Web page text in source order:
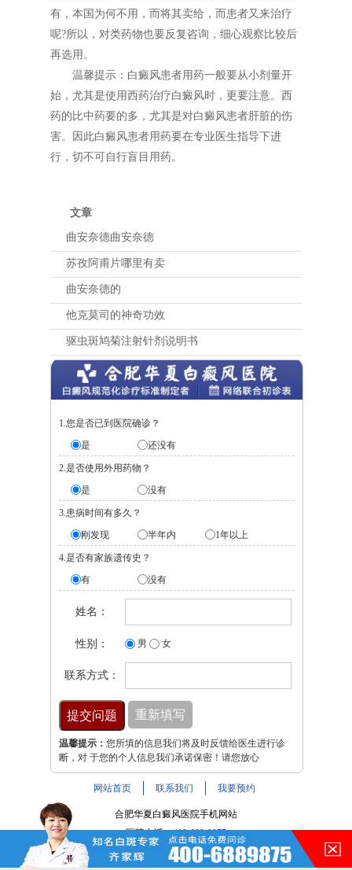
有，本国为何不用，而将其卖给，而患者又来治疗
呢?所以，对类药物也要反复咨询，细心观察比较后
再选用。
温馨提示：白癜风患者用药一般要从小剂量开
始，尤其是使用西药治疗白癜风时，更要注意。西
药的比中药要的多，尤其是对白癜风患者肝脏的伤
害。因此白癜风患者用药要在专业医生指导下进
行，切不可自行盲目用药。
文章
曲安奈德曲安奈德
苏孜阿甫片哪里有卖
曲安奈德的
他克莫司的神奇功效
驱虫斑鸠菊注射针剂说明书
1.您是否已到医院确诊？
是
还没有
2.是否使用外用药物？
是
没有
3.患病时间有多久？
刚发现
半年内 1年以上
4.是否有家族遗传史？
有
没有
姓名：
性别： 男 女
联系方式：
温馨提示： 您所填的信息我们将及时反馈给医生进行诊
断，对 于您的个人信息我们承诺保密！请您放心
网站首页 联系我们 我要预约
合肥华夏白癜风医院手机网站
医院电话：400-688-9875
医院地址：合肥市铜陵路与裕溪路交叉路口